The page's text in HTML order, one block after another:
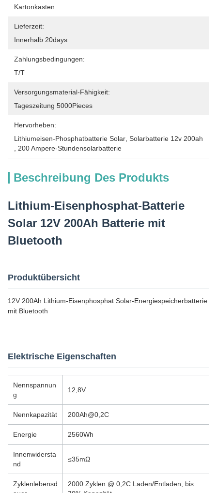
Kartonkasten
Lieferzeit:
Innerhalb 20days
Zahlungsbedingungen:
T/T
Versorgungsmaterial-Fähigkeit:
Tageszeitung 5000Pieces
Hervorheben:
Lithiumeisen-Phosphatbatterie Solar Solarbatterie 12v 200ah
200 Ampere-Stundensolarbatterie
Beschreibung Des Produkts
Lithium-Eisenphosphat-Batterie
Solar 12V 200Ah Batterie mit
Bluetooth
Produktübersicht
12V 200Ah Lithium-Eisenphosphat Solar-Energiespeicherbatterie
mit Bluetooth
Elektrische Eigenschaften
Nennspannun
g
12,8V
Nennkapazität 200Ah@0,2C
Energie 2560Wh
Innenwidersta
nd
≤35mΩ
Zyklenlebensd
2000 Zyklen @ 0,2C Laden/Entladen, bis